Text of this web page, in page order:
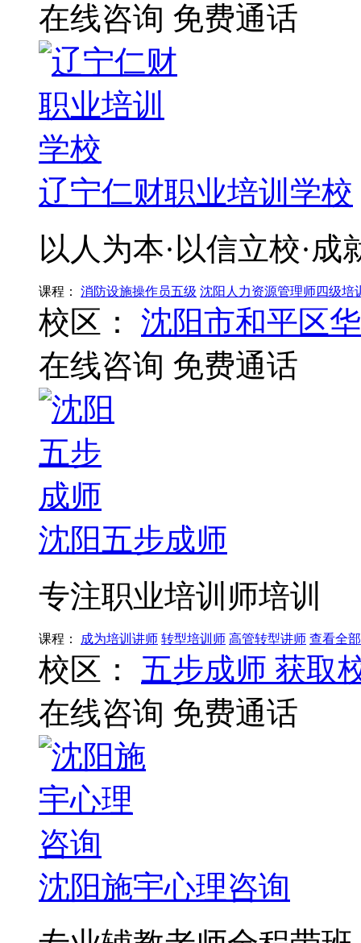
在线咨询 免费通话
辽宁仁财职业培训学校
以人为本·以信立校·成
课程： 消防设施操作员五级 沈阳人力资源管理师四级培
校区：
沈阳市和平区
在线咨询 免费通话
沈阳五步成师
专注职业培训师培训
课程： 成为培训讲师 转型培训师 高管转型讲师 查看全
校区： 五步成师 获取
在线咨询 免费通话
沈阳施宇心理咨询